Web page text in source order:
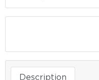
Description